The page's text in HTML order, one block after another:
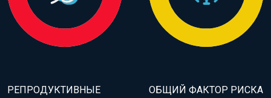
РЕПРОДУКТИВНЫЕ
ОБЩИЙ ФАКТОР РИСКА